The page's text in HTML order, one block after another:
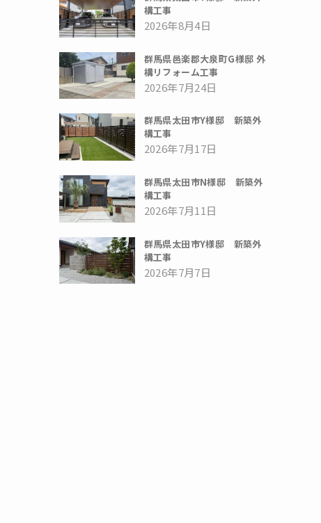
構工事
2026年8月4日
群馬県邑楽郡大泉町G様邸 外
構リフォーム工事
2026年7月24日
群馬県太田市Y様邸 新築外
構工事
2026年7月17日
群馬県太田市N様邸 新築外
構工事
2026年7月11日
群馬県太田市Y様邸 新築外
構工事
2026年7月7日